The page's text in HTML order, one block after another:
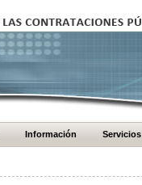
Información Servicios